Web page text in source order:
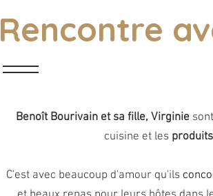
Rencontre
Benoît Bourivain et sa fille, Virginie
cuisine et les
C'est avec beaucoup d'amour qu'ils